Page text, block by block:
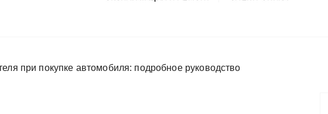
при покупке автомобиля: подробное руководство